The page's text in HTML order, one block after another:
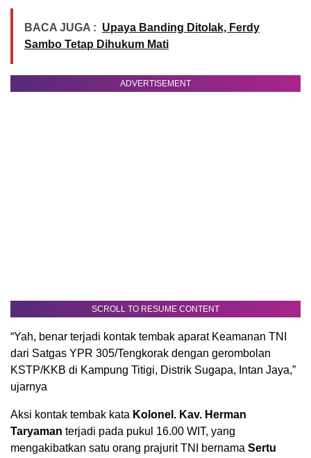
BACA JUGA : Upaya Banding Ditolak, Ferdy
Sambo Tetap Dihukum Mati
ADVERTISEMENT
SCROLL TO RESUME CONTENT
“Yah, benar terjadi kontak tembak aparat Keamanan TNI
dari Satgas YPR 305/Tengkorak dengan gerombolan
KSTP/KKB di Kampung Titigi, Distrik Sugapa, Intan Jaya,”
ujarnya
Aksi kontak tembak kata Kolonel. Kav. Herman
Taryaman terjadi pada pukul 16.00 WIT, yang
mengakibatkan satu orang prajurit TNI bernama Sertu